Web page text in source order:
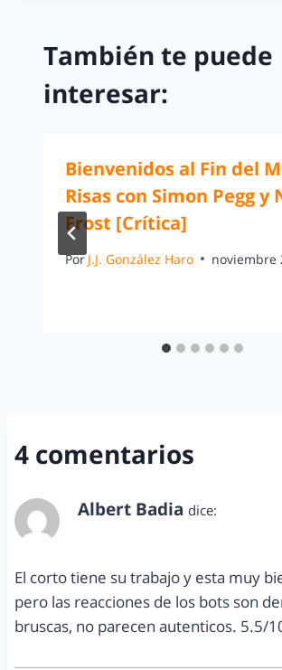
También te puede
interesar:
Bienvenidos al Fin del
Risas con Simon Pegg y
Frost [Crítica]
Por J.J. González Haro noviembre
4 comentarios
Albert Badia dice:
El corto tiene su trabajo y esta muy
pero las reacciones de los bots son
bruscas, no parecen autenticos. 5.5/